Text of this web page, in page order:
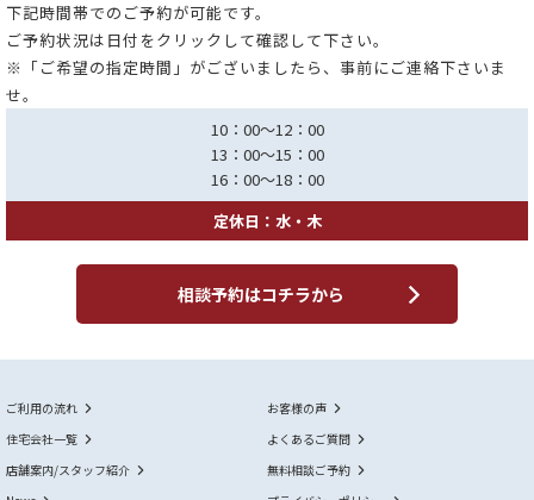
下記時間帯でのご予約が可能です。
ご予約状況は日付をクリックして確認して下さい。
※「ご希望の指定時間」がございましたら、事前にご連絡下さいま
せ。
10：00～12：00
13：00～15：00
16：00～18：00
定休日：水・木
相談予約はコチラから
ご利用の流れ
お客様の声
住宅会社一覧
よくあるご質問
店舗案内/スタッフ紹介
無料相談ご予約